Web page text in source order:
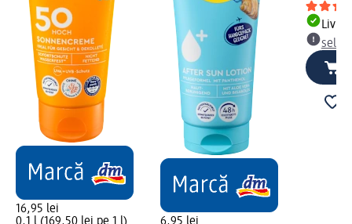
16,95 lei